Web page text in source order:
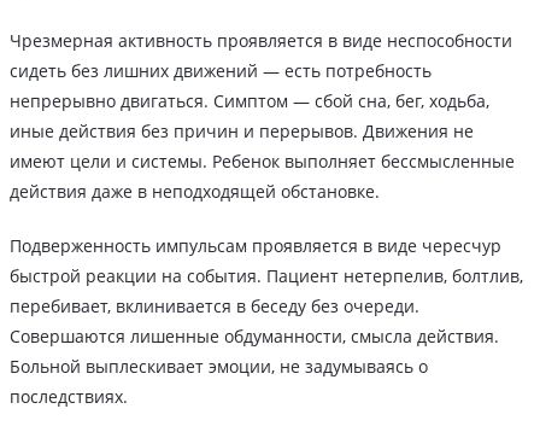
Чрезмерная активность проявляется в виде неспособности
сидеть без лишних движений — есть потребность
непрерывно двигаться. Симптом — сбой сна, бег, ходьба,
иные действия без причин и перерывов. Движения не
имеют цели и системы. Ребенок выполняет бессмысленные
действия даже в неподходящей обстановке.
Подверженность импульсам проявляется в виде чересчур
быстрой реакции на события. Пациент нетерпелив, болтлив,
перебивает, вклинивается в беседу без очереди.
Совершаются лишенные обдуманности, смысла действия.
Больной выплескивает эмоции, не задумываясь о
последствиях.